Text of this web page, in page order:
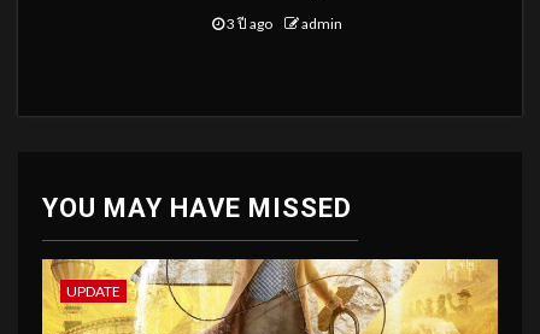
3 ปี ago admin
YOU MAY HAVE MISSED
UPDATE